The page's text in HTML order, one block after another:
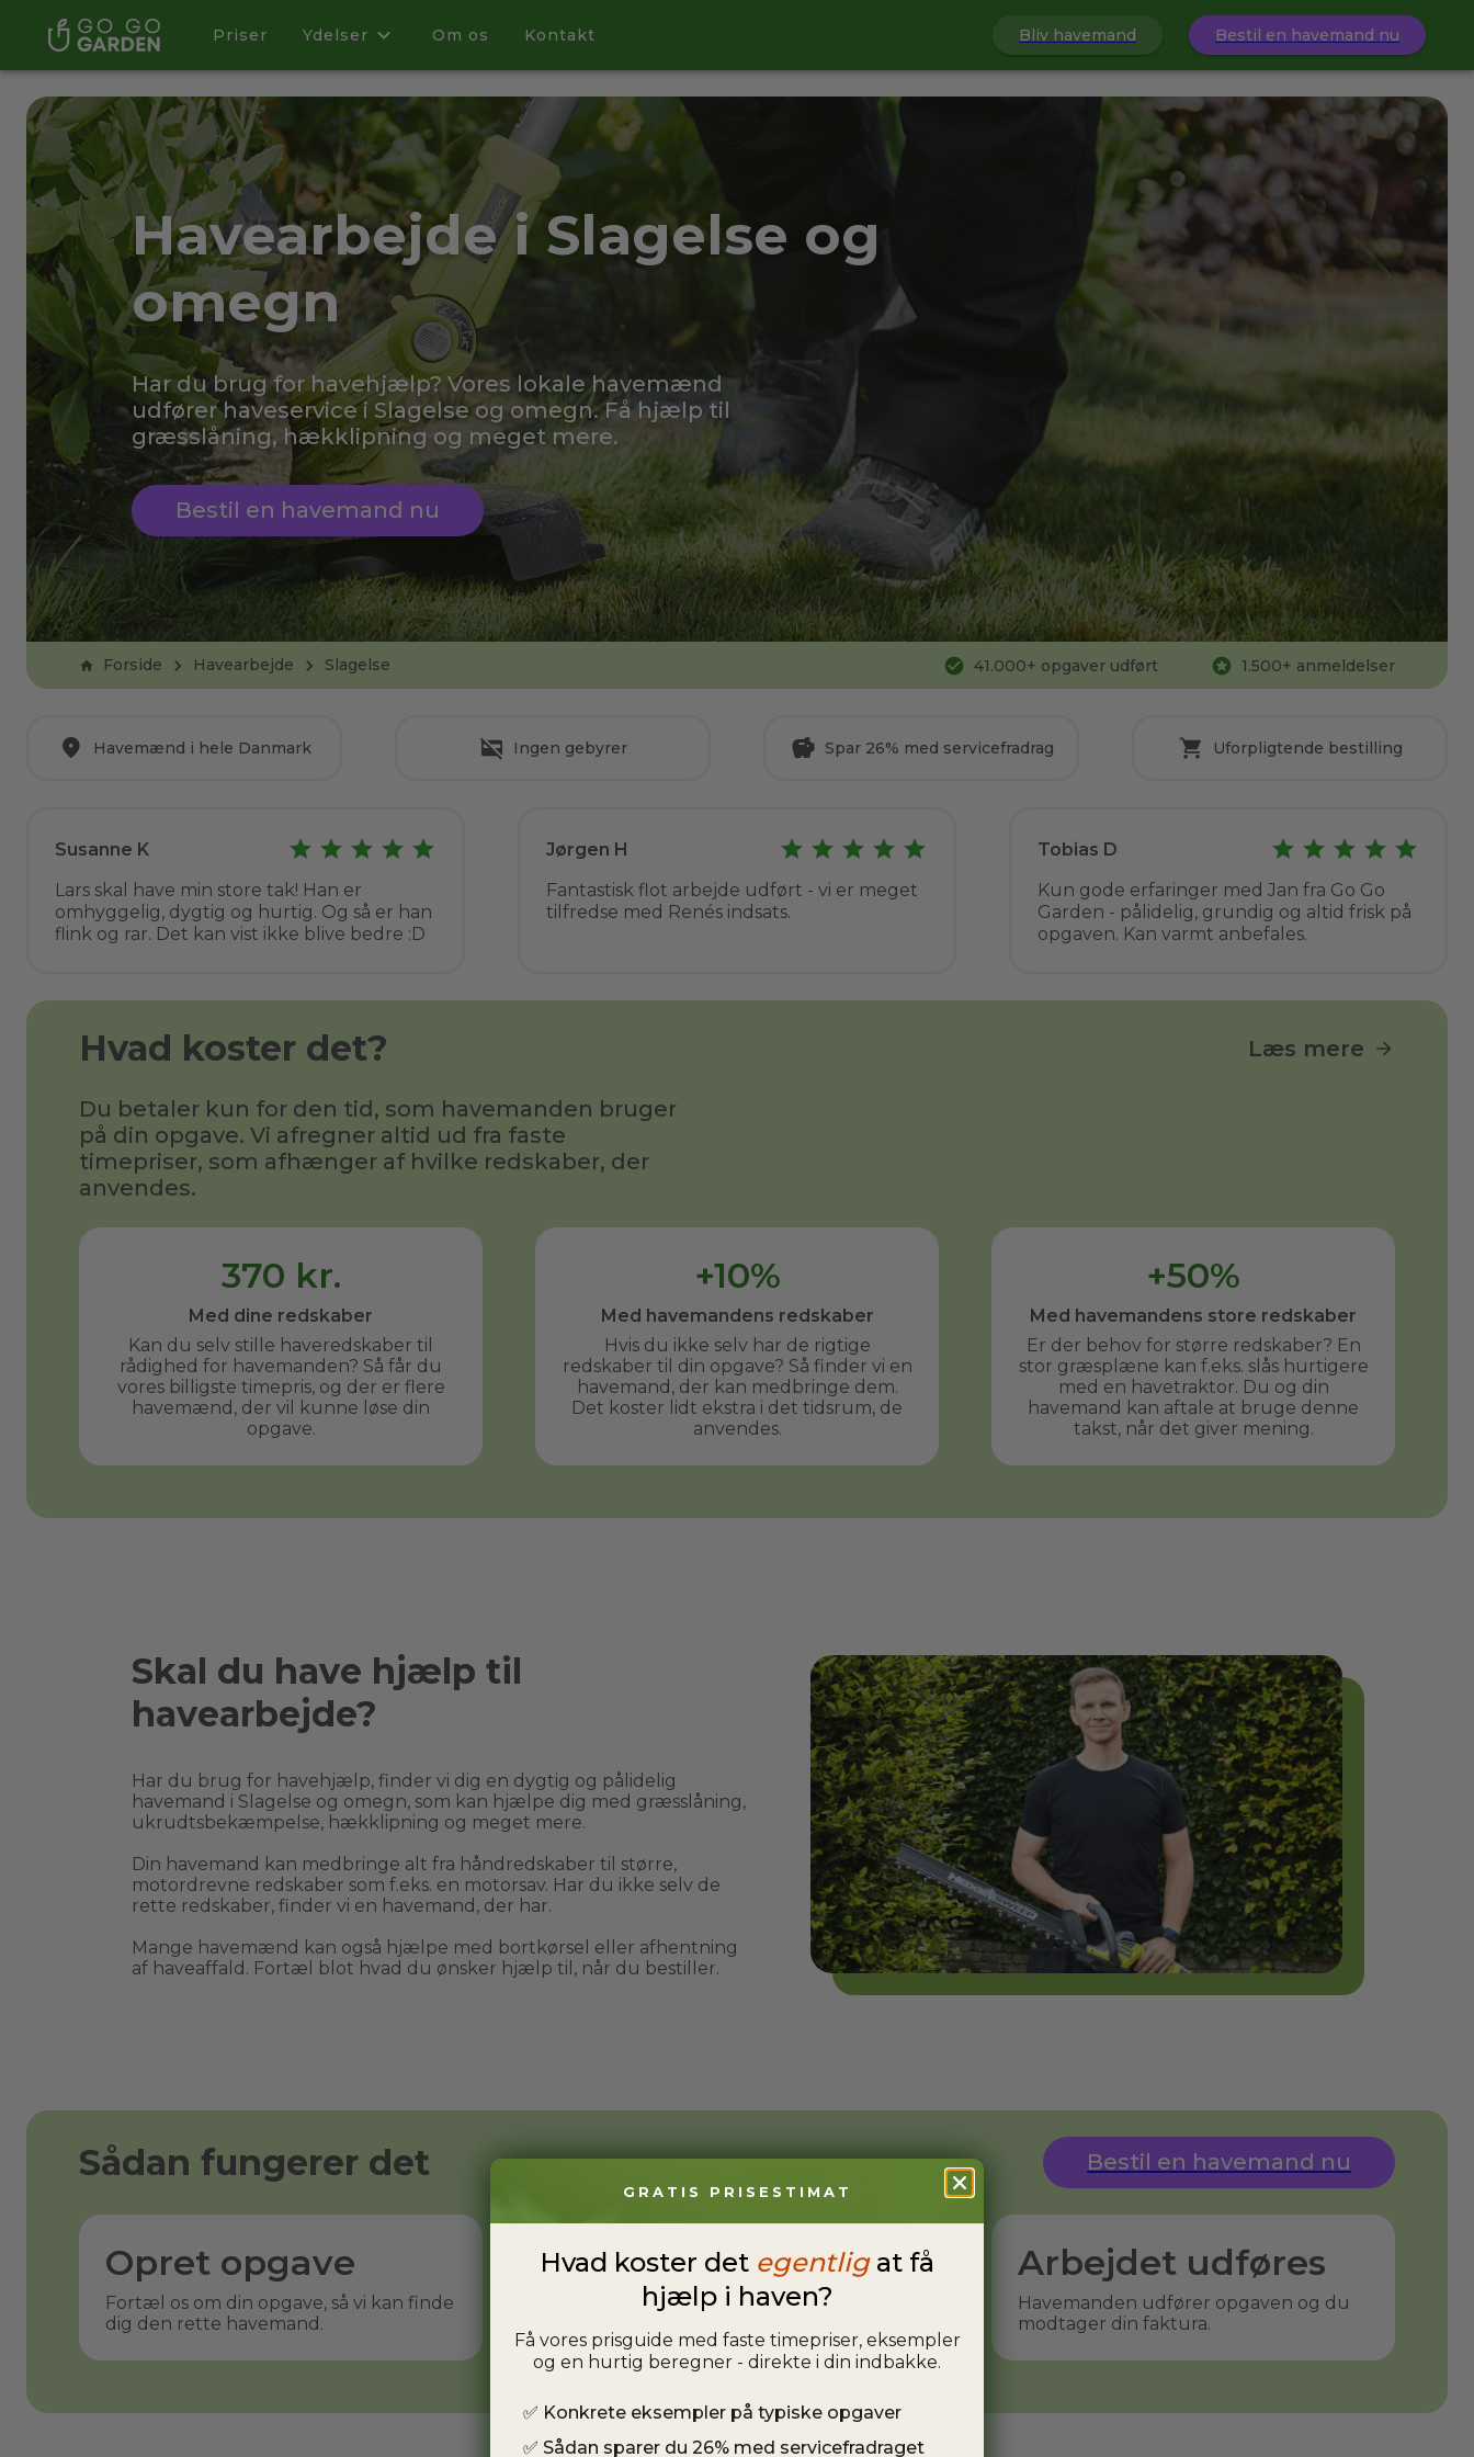
Priser Ydelser Om os Kontakt Bliv havemand Bestil en havemand nu
Havearbejde i Slagelse og
omegn
Har du brug for havehjælp? Vores lokale havemænd
udfører haveservice i Slagelse og omegn. Få hjælp til
græsslåning, hækklipning og meget mere.
Bestil en havemand nu
Forside Havearbejde Slagelse 41.000+ opgaver udført 1.500+ anmeldelser
Havemænd i hele Danmark Ingen gebyrer Spar 26% med servicefradrag Uforpligtende bestilling
Susanne K
Lars skal have min store tak! Han er
omhyggelig, dygtig og hurtig. Og så er han
flink og rar. Det kan vist ikke blive bedre :D
Jørgen H
Fantastisk flot arbejde udført - vi er meget
tilfredse med Renés indsats.
Tobias D
Kun gode erfaringer med Jan fra Go Go
Garden - pålidelig, grundig og altid frisk på
opgaven. Kan varmt anbefales.
Hvad koster det? Læs mere
Du betaler kun for den tid, som havemanden bruger
på din opgave. Vi afregner altid ud fra faste
timepriser, som afhænger af hvilke redskaber, der
anvendes.
370 kr.
Med dine redskaber
Kan du selv stille haveredskaber til
rådighed for havemanden? Så får du
vores billigste timepris, og der er flere
havemænd, der vil kunne løse din
opgave.
+10%
Med havemandens redskaber
Hvis du ikke selv har de rigtige
redskaber til din opgave? Så finder vi en
havemand, der kan medbringe dem.
Det koster lidt ekstra i det tidsrum, de
anvendes.
+50%
Med havemandens store redskaber
Er der behov for større redskaber? En
stor græsplæne kan f.eks. slås hurtigere
med en havetraktor. Du og din
havemand kan aftale at bruge denne
takst, når det giver mening.
Skal du have hjælp til
havearbejde?
Har du brug for havehjælp, finder vi dig en dygtig og pålidelig
havemand i Slagelse og omegn, som kan hjælpe dig med græsslåning,
ukrudtsbekæmpelse, hækklipning og meget mere.
Din havemand kan medbringe alt fra håndredskaber til større,
motordrevne redskaber som f.eks. en motorsav. Har du ikke selv de
rette redskaber, finder vi en havemand, der har.
Mange havemænd kan også hjælpe med bortkørsel eller afhentning
af haveaffald. Fortæl blot hvad du ønsker hjælp til, når du bestiller.
Sådan fungerer det Bestil en havemand nu
Opret opgave
Fortæl os om din opgave, så vi kan finde
dig den rette havemand.
Planlæg besøg
Tal opgaven igennem med din
Arbejdet udføres
Havemanden udfører opgaven og du
modtager din faktura.
GRATIS PRISESTIMAT
Hvad koster det egentligat få
hjælp i haven?
Få vores prisguide med faste timepriser, eksempler
og en hurtig beregner - direkte i din indbakke.
✅ Konkrete eksempler på typiske opgaver
✅ Sådan sparer du 26% med servicefradraget